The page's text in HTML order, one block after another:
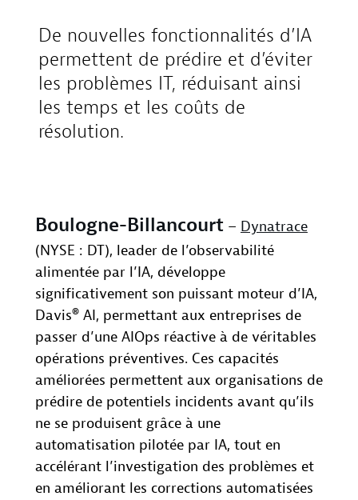
De nouvelles fonctionnalités d’IA
permettent de prédire et d’éviter
les problèmes IT, réduisant ainsi
les temps et les coûts de
résolution.
Boulogne-Billancourt – Dynatrace
(NYSE : DT), leader de l’observabilité
alimentée par l’IA, développe
significativement son puissant moteur d’IA,
Davis® AI, permettant aux entreprises de
passer d’une AIOps réactive à de véritables
opérations préventives. Ces capacités
améliorées permettent aux organisations de
prédire de potentiels incidents avant qu’ils
ne se produisent grâce à une
automatisation pilotée par IA, tout en
accélérant l’investigation des problèmes et
en améliorant les corrections automatisées